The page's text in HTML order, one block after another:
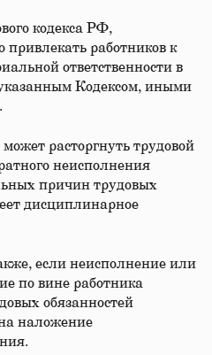
кодекса РФ,
привлекать работников к
ответственности в
Кодексом, иными
расторгнуть трудовой
неисполнения
причин трудовых
дисциплинарное
если неисполнение или
по вине работника
обязанностей
наложение